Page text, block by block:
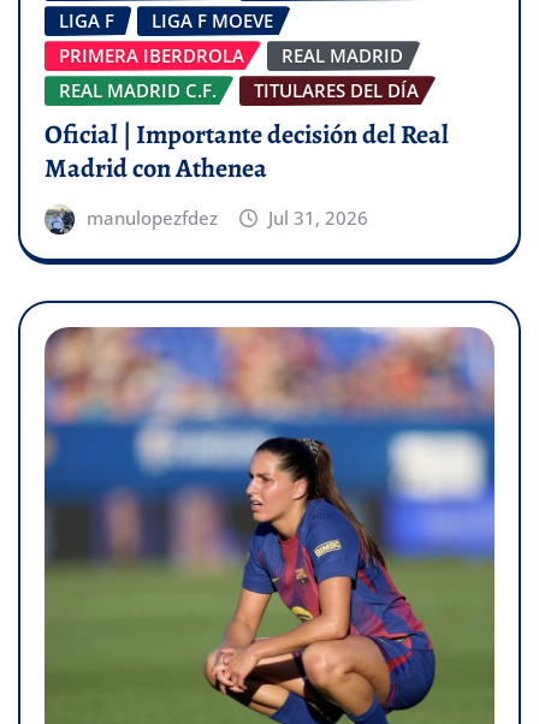
LIGA F
LIGA F MOEVE
PRIMERA IBERDROLA
REAL MADRID
REAL MADRID C.F.
TITULARES DEL DÍA
Oficial | Importante decisión del Real
Madrid con Athenea
manulopezfdez Jul 31, 2026